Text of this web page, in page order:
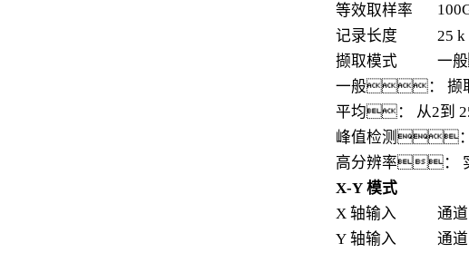
等效取样率
记录长度
25 k
撷取模式
一
一般： 撷
平均： 从2到
峰值检测：
高分辨率：
X-Y 模式
X 轴输入
通
Y 轴输入
通